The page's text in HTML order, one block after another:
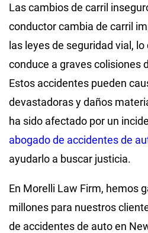
Las cambios de carril
conductor cambia de carril
las leyes de seguridad vial,
conduce a graves colisiones
Estos accidentes pueden
devastadoras y daños
ha sido afectado por un
abogado de accidentes de
ayudarlo a buscar justicia.
En Morelli Law Firm, hemos
millones para nuestros
de accidentes de auto en